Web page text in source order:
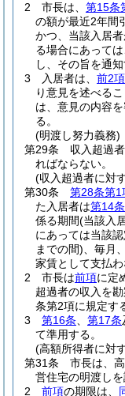
2
市長は、 第15条
の額が最近2年間
かつ、当該入居
る場合にあって
し、その旨を通知
3
入居者は、 前2項
り意見を述べるこ
は、意見の内容
る。
(明渡し努力義務)
第29条
収入超過
ればならない。
(収入超過者に対
第30条
第28条第1
た入居者は第14
係る期間(当該入
にあっては当該
までの間) 、毎月、
家賃として支払わ
2
市長は前項に定
超過者の収入を
条第2項に規定す
3
第16条 第17条
て準用する。
(高額所得者に対
第31条
市長は、
営住宅の明渡しを
2
前項の期限は、